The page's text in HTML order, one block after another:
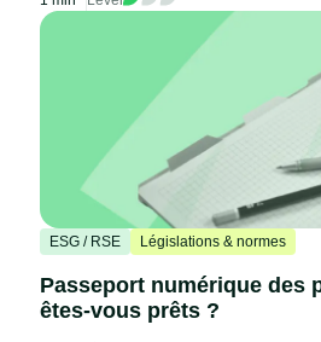
ESG / RSE Législations & normes
Passeport numérique des
êtes-vous prêts ?